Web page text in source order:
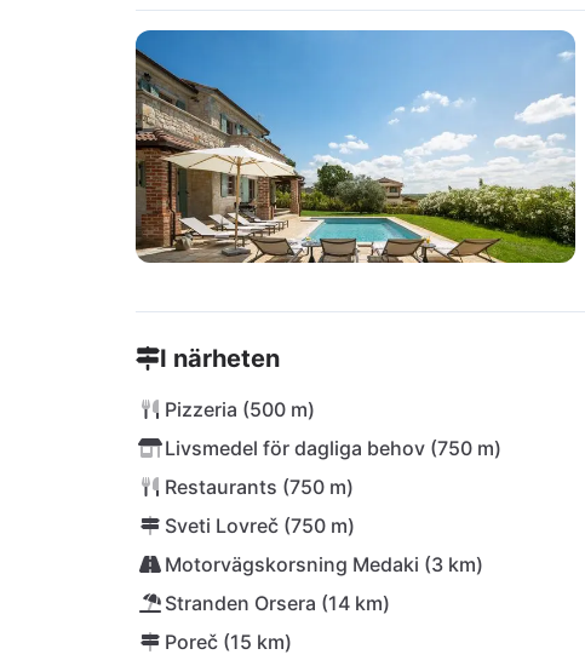
I närheten
Pizzeria (500 m)
Livsmedel för dagliga behov (750 m)
Restaurants (750 m)
Sveti Lovreč (750 m)
Motorvägskorsning Medaki (3 km)
Stranden Orsera (14 km)
Poreč (15 km)